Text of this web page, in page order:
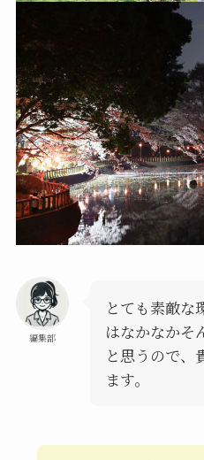
編集部
とても素敵な
はなかなかそ
と思うので、
ます。